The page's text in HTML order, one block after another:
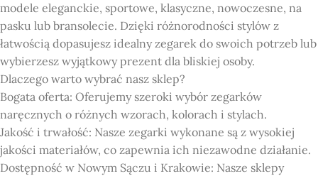
modele eleganckie, sportowe, klasyczne, nowoczesne, na
pasku lub bransolecie. Dzięki różnorodności stylów z
łatwością dopasujesz idealny zegarek do swoich potrzeb lub
wybierzesz wyjątkowy prezent dla bliskiej osoby.
Dlaczego warto wybrać nasz sklep?
Bogata oferta: Oferujemy szeroki wybór zegarków
naręcznych o różnych wzorach, kolorach i stylach.
Jakość i trwałość: Nasze zegarki wykonane są z wysokiej
jakości materiałów, co zapewnia ich niezawodne działanie.
Dostępność w Nowym Sączu i Krakowie: Nasze sklepy